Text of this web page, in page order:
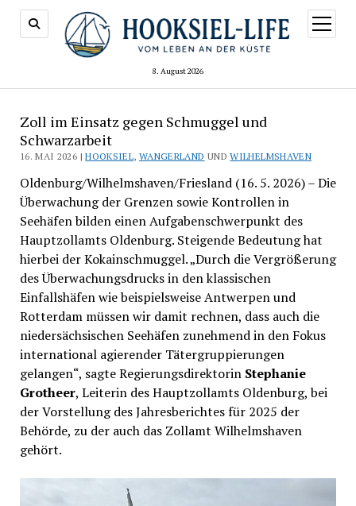
8. August 2026
Menü
öffnen
Zoll im Einsatz gegen Schmuggel und
Schwarzarbeit
16. MAI 2026 |HOOKSIEL, WANGERLAND UNDWILHELMSHAVEN
Oldenburg/Wilhelmshaven/Friesland (16. 5. 2026) – Die
Überwachung der Grenzen sowie Kontrollen in
Seehäfen bilden einen Aufgabenschwerpunkt des
Hauptzollamts Oldenburg. Steigende Bedeutung hat
hierbei der Kokainschmuggel. „Durch die Vergrößerung
des Überwachungsdrucks in den klassischen
Einfallshäfen wie beispielsweise Antwerpen und
Rotterdam müssen wir damit rechnen, dass auch die
niedersächsischen Seehäfen zunehmend in den Fokus
international agierender Tätergruppierungen
gelangen“, sagte Regierungsdirektorin Stephanie
Grotheer, Leiterin des Hauptzollamts Oldenburg, bei
der Vorstellung des Jahresberichtes für 2025 der
Behörde, zu der auch das Zollamt Wilhelmshaven
gehört.